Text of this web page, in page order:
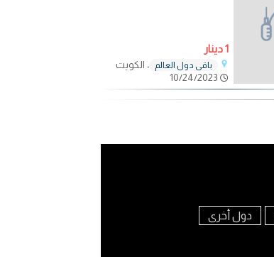
1 دينار
باقي دول العالم
، الكويت
10/24/2023
دول أخرى